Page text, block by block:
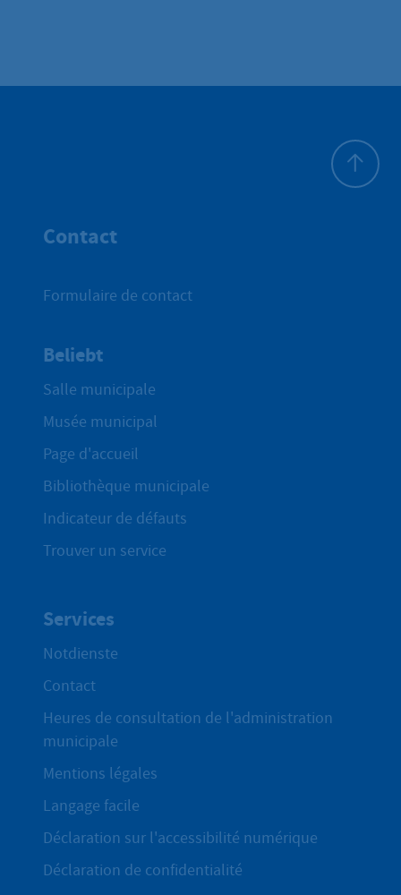
Contact
Formulaire de contact
Beliebt
Salle municipale
Musée municipal
Page d'accueil
Bibliothèque municipale
Indicateur de défauts
Trouver un service
Services
Notdienste
Contact
Heures de consultation de l'administration
municipale
Mentions légales
Langage facile
Déclaration sur l'accessibilité numérique
Déclaration de confidentialité